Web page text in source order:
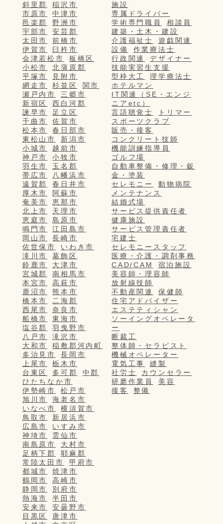
斜里郡
稲沢市
市原市
中津市
邑楽郡
野洲市
宇部市
安芸郡
太田市
前橋市
伊賀市
臼杵市
会津若松市
板橋区
小松市
北蒲原郡
平塚市
見附市
網走市
杉並区
関市
瀬戸内市
三郷市
新宿区
西白河郡
諫早市
足立区
千曲市
佐賀市
松本市
春日部市
東松山市
新潟市
小城市
越前市
神戸市
小牧市
羽生市
玉名郡
帯広市
八幡浜市
遠賀郡
春日井市
厚木市
阿蘇市
奄美市
恵那市
北上市
天理市
恵庭市
島原市
鳴門市
江田島市
岡山市
長崎市
佐世保市
いわき市
滝川市
葛飾区
鈴鹿市
大津市
宮城郡
南相馬市
本宮市
高萩市
鹿沼市
熊本市
橋本市
二海郡
西尾市
奈良市
船橋市
東海市
塩谷郡
羽曳野市
八戸市
滝沢市
大和市
稲敷郡河内町
多治見市
長岡市
上尾市
栃木市
台東区
多可郡
中郡
ひたちなか市
伊勢崎市
松戸市
旭川市
海老名市
いなべ市
横須賀市
鳥取市
新居浜市
広島市
いすみ市
神埼市
雲仙市
南島原市
大村市
足柄下郡
耶麻郡
常陸太田市
甲府市
都城市
焼津市
鶴岡市
高崎市
静岡市
別府市
熱海市
半田市
安来市
安曇野市
目黒区
唐津市
施設
専属ドライバー
学術専門職員
相談員
建築・土木・建設
介護福祉士
遊戯関連
設備
作業療法士
行政関連
デザイナー
技能実習生支援
型枠大工
理学療法士
ホテルマン
IT関連（SE・エンジ
ニアetc）
言語聴覚士
トリマー
スポーツクラブ
販売・接客
コンクリート技師
機能訓練指導員
ゴルフ場
自動車整備・修理・鈑
金・塗装
セレモニー
動物病院
メンテナンス
結婚式場
サービス提供責任者
健康施設
サービス管理責任者
宅建士
セレモニースタッフ
医療・介護・調剤事務
CAD/CAM
宿泊施設
美容師・理容師
放射線技師
不動産関連
保健師
住宅アドバイザー
エステティシャン
ソーイングオペレータ
ー
断裁工
整体師・セラピスト
機械オペレーター
電気工事
縫製
社労士
カウンセラー
研磨作業員
美容
接客
整備